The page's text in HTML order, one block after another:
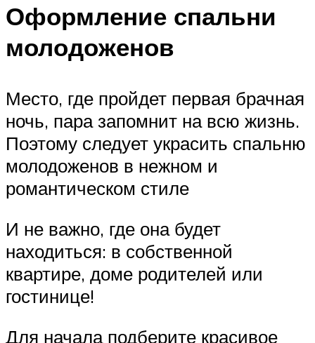
Оформление спальни
молодоженов
Место, где пройдет первая брачная
ночь, пара запомнит на всю жизнь.
Поэтому следует украсить спальню
молодоженов в нежном и
романтическом стиле
И не важно, где она будет
находиться: в собственной
квартире, доме родителей или
гостинице!
Для начала подберите красивое